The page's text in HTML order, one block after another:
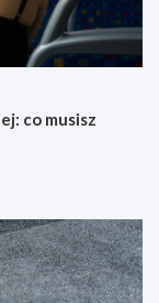
co musisz